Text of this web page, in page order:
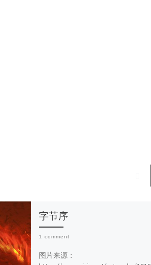
字节序
1 comment
图片来源：